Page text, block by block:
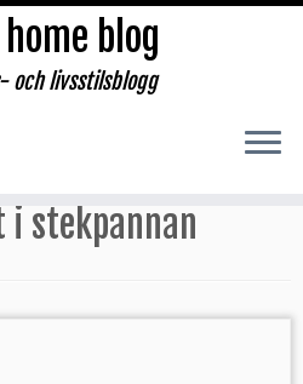
blog
och livsstilsblogg
i stekpannan